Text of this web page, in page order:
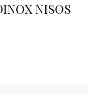
NISOS